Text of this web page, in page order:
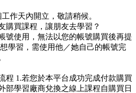
作天內開立，敬請稍候。
購買課程，讓朋友去學習？
號使用，無法以您的帳號購買後再提
學習，需使用他／她自己的帳號完
程 1.若您於本平台成功完成付款購買
部學習廠商兌換之線上課程自購買日